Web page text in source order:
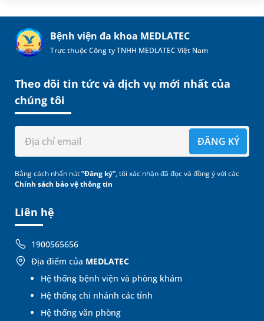
Bệnh viện đa khoa MEDLATEC
Trực thuộc Công ty TNHH MEDLATEC Việt Nam
Liên hệ
1900565656
Địa điểm của MEDLATEC
Hệ thống bệnh viện và phòng khám
Hệ thống chi nhánh các tỉnh
Hệ thống văn phòng
Theo dõi tin tức và dịch vụ mới nhất của
chúng tôi
ĐĂNG KÝ
Bằng cách nhấn nút“Đăng ký”, tôi xác nhận đã đọc và đồng ý với các
Chính sách bảo vệ thông tin